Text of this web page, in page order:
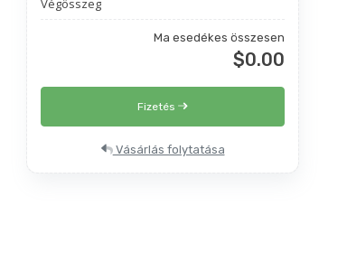
Végösszeg
Ma esedékes összesen
$0.00
Fizetés
Vásárlás folytatása